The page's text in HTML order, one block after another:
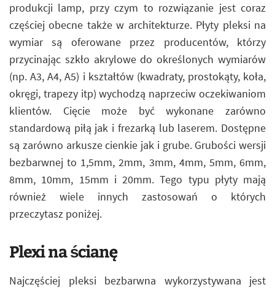
produkcji lamp, przy czym to rozwiązanie jest coraz
częściej obecne także w architekturze. Płyty pleksi na
wymiar są oferowane przez producentów, którzy
przycinając szkło akrylowe do określonych wymiarów
(np. A3, A4, A5) i kształtów (kwadraty, prostokąty, koła,
okręgi, trapezy itp) wychodzą naprzeciw oczekiwaniom
klientów. Cięcie może być wykonane zarówno
standardową piłą jak i frezarką lub laserem. Dostępne
są zarówno arkusze cienkie jak i grube. Grubości wersji
bezbarwnej to 1,5mm, 2mm, 3mm, 4mm, 5mm, 6mm,
8mm, 10mm, 15mm i 20mm. Tego typu płyty mają
również wiele innych zastosowań o których
przeczytasz poniżej.
Plexi na ścianę
Najczęściej pleksi bezbarwna wykorzystywana jest